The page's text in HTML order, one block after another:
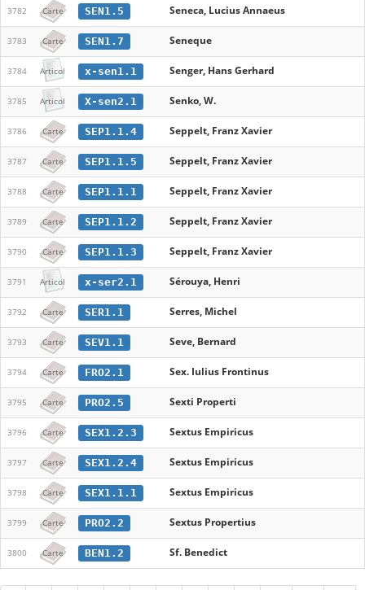
3782 Carte SEN1.5 Seneca, Lucius Annaeus
3783 Carte SEN1.7 Seneque
3784 Articol x-sen1.1 Senger, Hans Gerhard
3785 Articol X-sen2.1 Senko, W.
3786 Carte SEP1.1.4 Seppelt, Franz Xavier
3787 Carte SEP1.1.5 Seppelt, Franz Xavier
3788 Carte SEP1.1.1 Seppelt, Franz Xavier
3789 Carte SEP1.1.2 Seppelt, Franz Xavier
3790 Carte SEP1.1.3 Seppelt, Franz Xavier
3791 Articol x-ser2.1 Sérouya, Henri
3792 Carte SER1.1 Serres, Michel
3793 Carte SEV1.1 Seve, Bernard
3794 Carte FRO2.1 Sex. Iulius Frontinus
3795 Carte PRO2.5 Sexti Properti
3796 Carte SEX1.2.3 Sextus Empiricus
3797 Carte SEX1.2.4 Sextus Empiricus
3798 Carte SEX1.1.1 Sextus Empiricus
3799 Carte PRO2.2 Sextus Propertius
3800 Carte BEN1.2 Sf. Benedict